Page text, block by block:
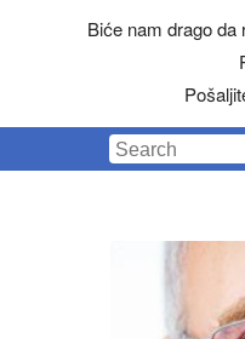
Biće nam drago